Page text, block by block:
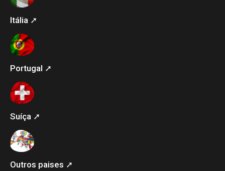
Itália ➚
Portugal ➚
Suíça ➚
Outros paises ➚